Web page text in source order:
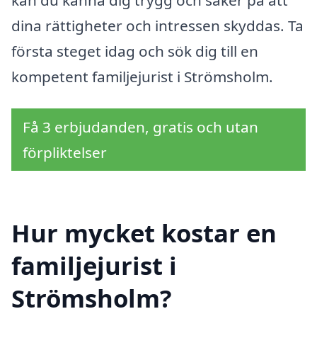
dina rättigheter och intressen skyddas. Ta
första steget idag och sök dig till en
kompetent familjejurist i Strömsholm.
Få 3 erbjudanden, gratis och utan
förpliktelser
Hur mycket kostar en
familjejurist i
Strömsholm?